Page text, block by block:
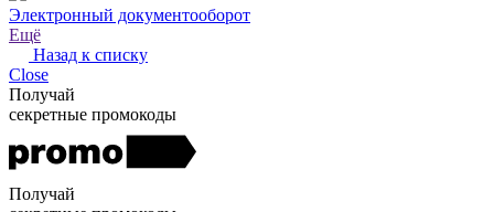
Электронный документооборот
Ещё
Назад к списку
Close
Получай
секретные промокоды
Получай